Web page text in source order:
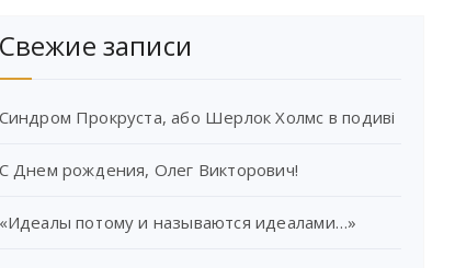
Свежие записи
Синдром Прокруста, або Шерлок Холмс в подиві
С Днем рождения, Олег Викторович!
«Идеалы потому и называются идеалами…»